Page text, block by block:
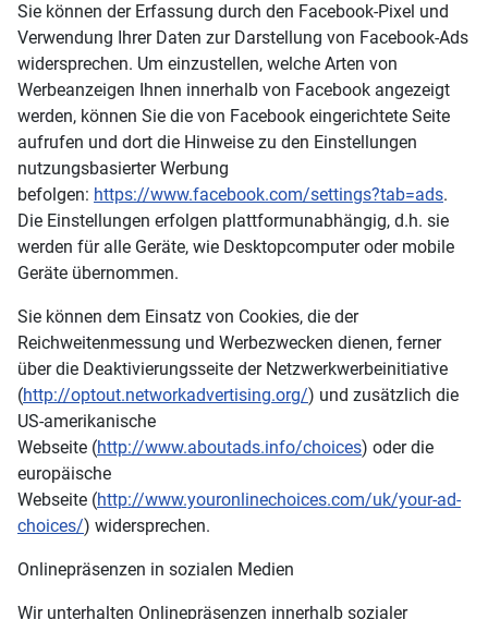
Sie können der Erfassung durch den Facebook-Pixel und
Verwendung Ihrer Daten zur Darstellung von Facebook-Ads
widersprechen. Um einzustellen, welche Arten von
Werbeanzeigen Ihnen innerhalb von Facebook angezeigt
werden, können Sie die von Facebook eingerichtete Seite
aufrufen und dort die Hinweise zu den Einstellungen
nutzungsbasierter Werbung
befolgen: https://www.facebook.com/settings?tab=ads.
Die Einstellungen erfolgen plattformunabhängig, d.h. sie
werden für alle Geräte, wie Desktopcomputer oder mobile
Geräte übernommen.
Sie können dem Einsatz von Cookies, die der
Reichweitenmessung und Werbezwecken dienen, ferner
über die Deaktivierungsseite der Netzwerkwerbeinitiative
(http://optout.networkadvertising.org/) und zusätzlich die
US-amerikanische
Webseite (http://www.aboutads.info/choices) oder die
europäische
Webseite (http://www.youronlinechoices.com/uk/your-ad-
choices/) widersprechen.
Onlinepräsenzen in sozialen Medien
Wir unterhalten Onlinepräsenzen innerhalb sozialer